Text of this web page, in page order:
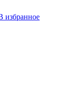
избранное